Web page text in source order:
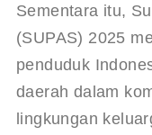
Sementara itu,
(SUPAS) 2025
penduduk
daerah dalam
lingkungan